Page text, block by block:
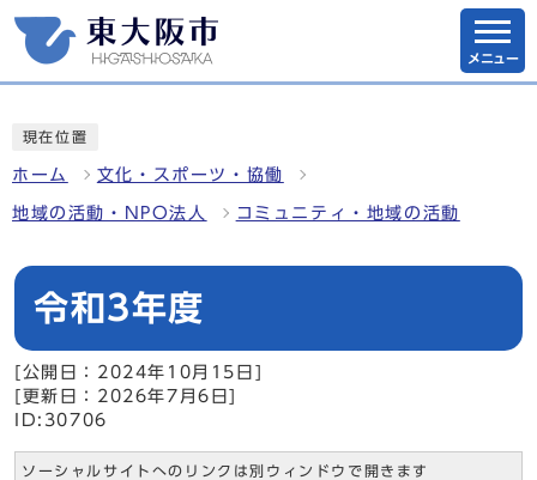
メニュー
現在位置
ホーム 文化・スポーツ・協働
地域の活動・NPO法人 コミュニティ・地域の活動
令和3年度
[公開日：2024年10月15日]
[更新日：2026年7月6日]
ID:30706
ソーシャルサイトへのリンクは別ウィンドウで開きます